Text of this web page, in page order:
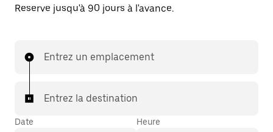
Reserve jusqu'à 90 jours à l'avance.
Entrez un emplacement
Entrez la destination
Date Heure